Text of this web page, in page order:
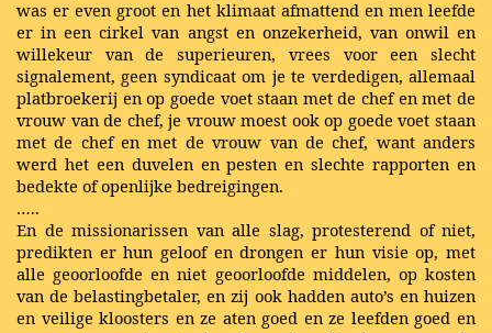
was er even groot en het klimaat afmattend en men leefde
er in een cirkel van angst en onzekerheid, van onwil en
willekeur van de superieuren, vrees voor een slecht
signalement, geen syndicaat om je te verdedigen, allemaal
platbroekerij en op goede voet staan met de chef en met de
vrouw van de chef, je vrouw moest ook op goede voet staan
met de chef en met de vrouw van de chef, want anders
werd het een duvelen en pesten en slechte rapporten en
bedekte of openlijke bedreigingen.
…..
En de missionarissen van alle slag, protesterend of niet,
predikten er hun geloof en drongen er hun visie op, met
alle geoorloofde en niet geoorloofde middelen, op kosten
van de belastingbetaler, en zij ook hadden auto’s en huizen
en veilige kloosters en ze aten goed en ze leefden goed en